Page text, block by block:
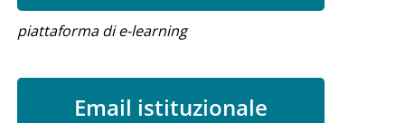
piattaforma di e-learning
Email istituzionale